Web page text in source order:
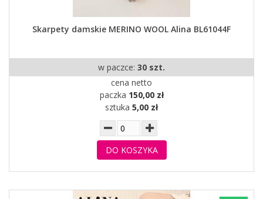
Skarpety damskie MERINO WOOL Alina BL61044F
w paczce: 30 szt.
cena netto
paczka 150,00 zł
sztuka 5,00 zł
DO KOSZYKA